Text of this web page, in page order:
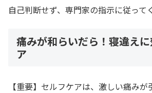
自己判断せず、専門家の指示に従って
痛みが和らいだら！寝違え
ア
【重要】セルフケアは、激しい痛み